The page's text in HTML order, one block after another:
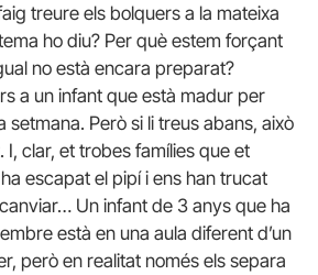
treure els bolquers a la mateixa
ho diu? Per què estem forçant
no està encara preparat?
a un infant que està madur per
setmana. Però si li treus abans, això
I, clar, et trobes famílies que et
escapat el pipí i ens han trucat
canviar… Un infant de 3 anys que ha
està en una aula diferent d’un
però en realitat només els separa